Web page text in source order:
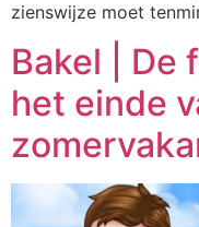
zienswijze moet
Bakel | De
het einde